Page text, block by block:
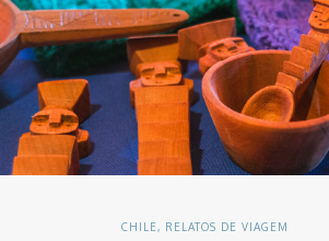
CHILE, RELATOS DE VIAGEM